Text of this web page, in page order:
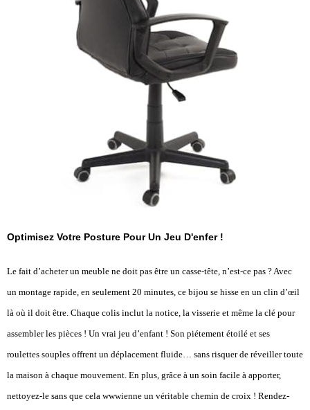
Optimisez Votre Posture Pour Un Jeu D'enfer !
Le fait d’acheter un meuble ne doit pas être un casse-tête, n’est-ce pas ? Avec
un montage rapide, en seulement 20 minutes, ce bijou se hisse en un clin d’œil
là où il doit être. Chaque colis inclut la notice, la visserie et même la clé pour
assembler les pièces ! Un vrai jeu d’enfant ! Son piétement étoilé et ses
roulettes souples offrent un déplacement fluide… sans risquer de réveiller toute
la maison à chaque mouvement. En plus, grâce à un soin facile à apporter,
nettoyez-le sans que cela wwwienne un véritable chemin de croix ! Rendez-